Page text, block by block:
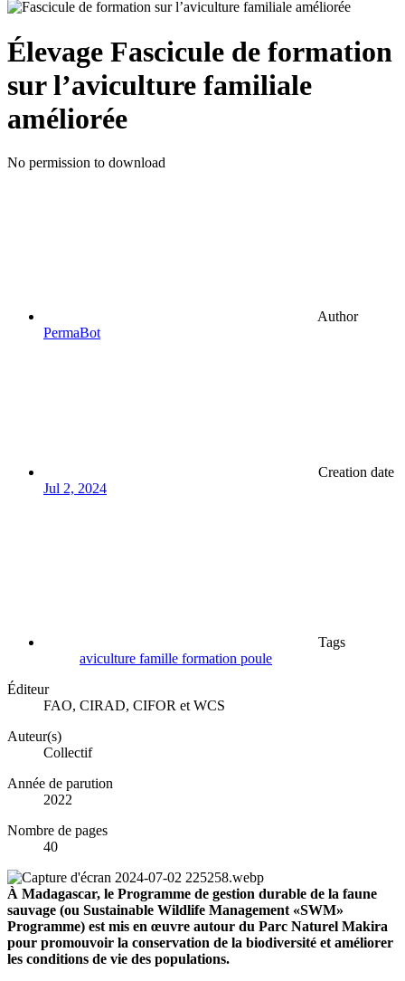
Élevage Fascicule de formation
sur l’aviculture familiale
améliorée
No permission to download
Author
PermaBot
Creation date
Jul 2, 2024
Tags
aviculture famille formation poule
Éditeur
FAO, CIRAD, CIFOR et WCS
Auteur(s)
Collectif
Année de parution
2022
Nombre de pages
40
À Madagascar, le Programme de gestion durable de la faune
sauvage (ou Sustainable Wildlife Management «SWM»
Programme) est mis en œuvre autour du Parc Naturel Makira
pour promouvoir la conservation de la biodiversité et améliorer
les conditions de vie des populations.